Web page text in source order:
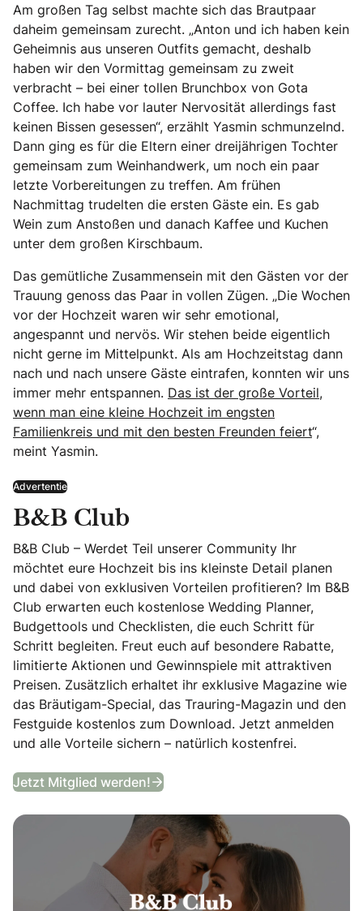
Am großen Tag selbst machte sich das Brautpaar
daheim gemeinsam zurecht. „Anton und ich haben kein
Geheimnis aus unseren Outfits gemacht, deshalb
haben wir den Vormittag gemeinsam zu zweit
verbracht – bei einer tollen Brunchbox von Gota
Coffee. Ich habe vor lauter Nervosität allerdings fast
keinen Bissen gesessen“, erzählt Yasmin schmunzelnd.
Dann ging es für die Eltern einer dreijährigen Tochter
gemeinsam zum Weinhandwerk, um noch ein paar
letzte Vorbereitungen zu treffen. Am frühen
Nachmittag trudelten die ersten Gäste ein. Es gab
Wein zum Anstoßen und danach Kaffee und Kuchen
unter dem großen Kirschbaum.
Das gemütliche Zusammensein mit den Gästen vor der
Trauung genoss das Paar in vollen Zügen. „Die Wochen
vor der Hochzeit waren wir sehr emotional,
angespannt und nervös. Wir stehen beide eigentlich
nicht gerne im Mittelpunkt. Als am Hochzeitstag dann
nach und nach unsere Gäste eintrafen, konnten wir uns
immer mehr entspannen. Das ist der große Vorteil,
wenn man eine kleine Hochzeit im engsten
Familienkreis und mit den besten Freunden feiert“,
meint Yasmin.
Advertentie
B&B Club
B&B Club – Werdet Teil unserer Community Ihr
möchtet eure Hochzeit bis ins kleinste Detail planen
und dabei von exklusiven Vorteilen profitieren? Im B&B
Club erwarten euch kostenlose Wedding Planner,
Budgettools und Checklisten, die euch Schritt für
Schritt begleiten. Freut euch auf besondere Rabatte,
limitierte Aktionen und Gewinnspiele mit attraktiven
Preisen. Zusätzlich erhaltet ihr exklusive Magazine wie
das Bräutigam-Special, das Trauring-Magazin und den
Festguide kostenlos zum Download. Jetzt anmelden
und alle Vorteile sichern – natürlich kostenfrei.
Jetzt Mitglied werden! B&B Club